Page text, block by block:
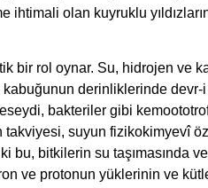
olan kuyruklu
bir rol oynar. Su, hidrojen ve
derinliklerinde
bakteriler gibi
suyun fizikokimyevî
bu, bitkilerin su taşımasında
ve protonun yüklerinin ve